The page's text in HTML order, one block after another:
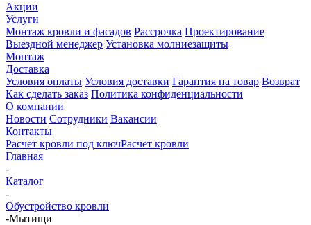
Акции
Услуги
Монтаж кровли и фасадов Рассрочка Проектирование
Выездной менеджер Установка молниезащиты
Монтаж
Доставка
Условия оплаты Условия доставки Гарантия на товар Возврат
Как сделать заказ Политика конфиденциальности
О компании
Новости Сотрудники Вакансии
Контакты
Расчет кровли под ключРасчет кровли
Главная
-
Каталог
-
Обустройство кровли
-Мытищи